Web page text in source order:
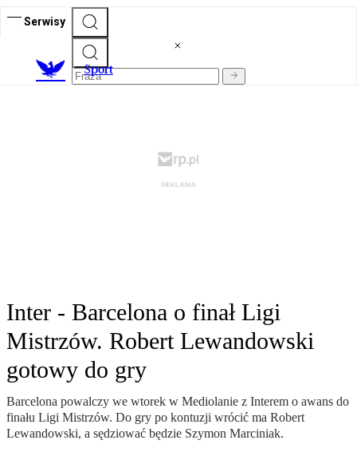
Serwisy
Sport
Inter - Barcelona o finał Ligi
Mistrzów. Robert Lewandowski
gotowy do gry
Barcelona powalczy we wtorek w Mediolanie z Interem o awans do
finału Ligi Mistrzów. Do gry po kontuzji wrócić ma Robert
Lewandowski, a sędziować będzie Szymon Marciniak.